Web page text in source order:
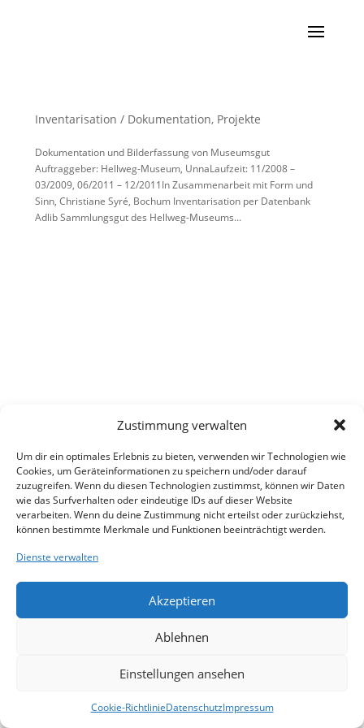
Zustimmung verwalten
Um dir ein optimales Erlebnis zu bieten, verwenden wir Technologien wie
Cookies, um Geräteinformationen zu speichern und/oder darauf
zuzugreifen. Wenn du diesen Technologien zustimmst, können wir Daten
wie das Surfverhalten oder eindeutige IDs auf dieser Website
verarbeiten. Wenn du deine Zustimmung nicht erteilst oder zurückziehst,
können bestimmte Merkmale und Funktionen beeinträchtigt werden.
Dienste verwalten
Akzeptieren
Ablehnen
Einstellungen ansehen
Cookie-RichtlinieDatenschutzImpressum
Inventarisation / Dokumentation, Projekte
Dokumentation und Bilderfassung von Museumsgut
Auftraggeber: Hellweg-Museum, UnnaLaufzeit: 11/2008 –
03/2009, 06/2011 – 12/2011In Zusammenarbeit mit Form und
Sinn, Christiane Syré, Bochum Inventarisation per Datenbank
Adlib Sammlungsgut des Hellweg-Museums...